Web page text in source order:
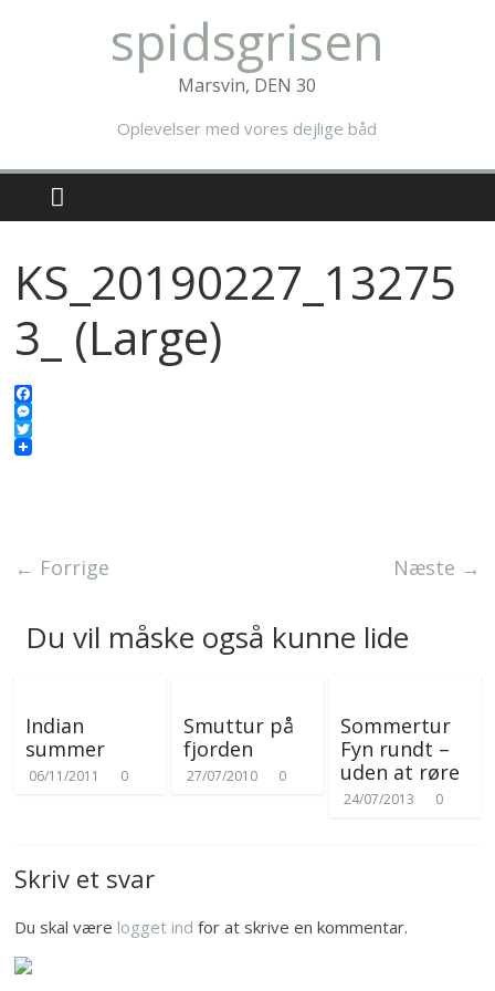
spidsgrisen
Marsvin, DEN 30
Oplevelser med vores dejlige båd
KS_20190227_13275
3_ (Large)
F
a
c
M
e
r
T
← Forrige Næste →
Du vil måske også kunne lide
Indian
summer
06/11/2011 0
Smuttur på
fjorden
27/07/2010 0
Sommertur
Fyn rundt –
uden at røre
24/07/2013 0
Skriv et svar
Du skal være logget ind for at skrive en kommentar.